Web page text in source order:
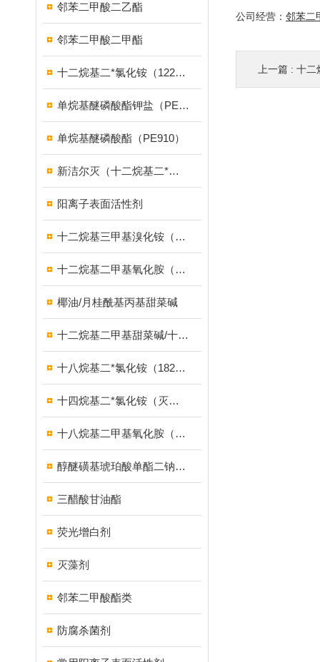
邻苯二甲酸二乙酯
邻苯二甲酸二甲酯
十二烷基二*氯化铵（1227）
单烷基醚磷酸酯钾盐（PE939）
单烷基醚磷酸酯（PE910）
新洁尔灭（十二烷基二*溴化铵）
阳离子表面活性剂
十二烷基三甲基溴化铵（1231溴型）
十二烷基二甲基氧化胺（OB-2调理剂）
椰油/月桂酰基丙基甜菜碱
十二烷基二甲基甜菜碱/十二烷基二甲基胺乙内酯/BS-12
十八烷基二*氯化铵（1827）
十四烷基二*氯化铵（灭藻剂FN7326）
十八烷基二甲基氧化胺（OB-8调理剂）
醇醚磺基琥珀酸单酯二钠盐（MES）
三醋酸甘油酯
荧光增白剂
灭藻剂
邻苯二甲酸酯类
防腐杀菌剂
公司经营： 邻苯二
上一篇 : 十二